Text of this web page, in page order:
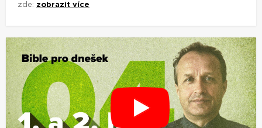
zde: zobrazit více